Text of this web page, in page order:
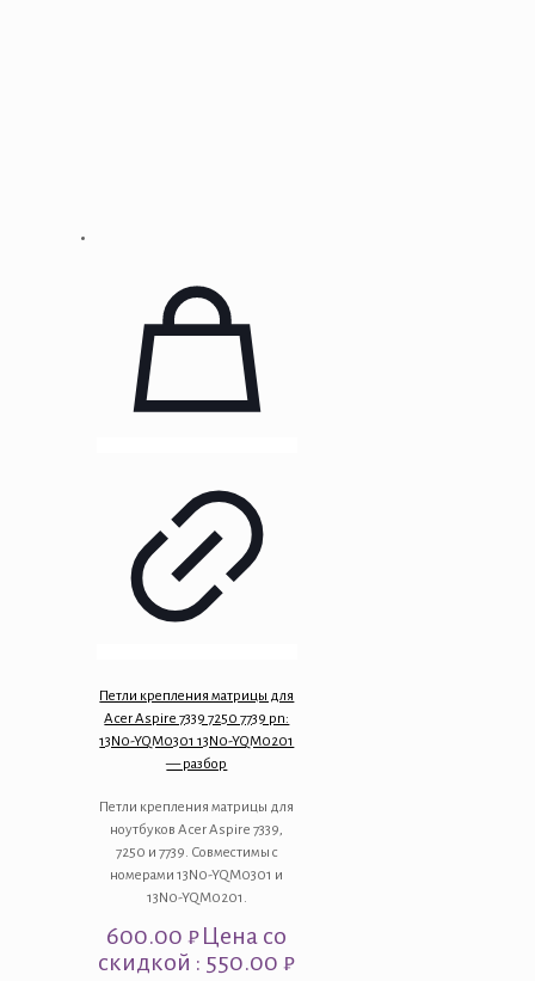
Петли крепления матрицы для
Acer Aspire 7339 7250 7739 pn:
13N0-YQM0301 13N0-YQM0201
— разбор
Петли крепления матрицы для
ноутбуков Acer Aspire 7339,
7250 и 7739. Совместимы с
номерами 13N0-YQM0301 и
13N0-YQM0201.
600.00₽Цена со
скидкой : 550.00 ₽